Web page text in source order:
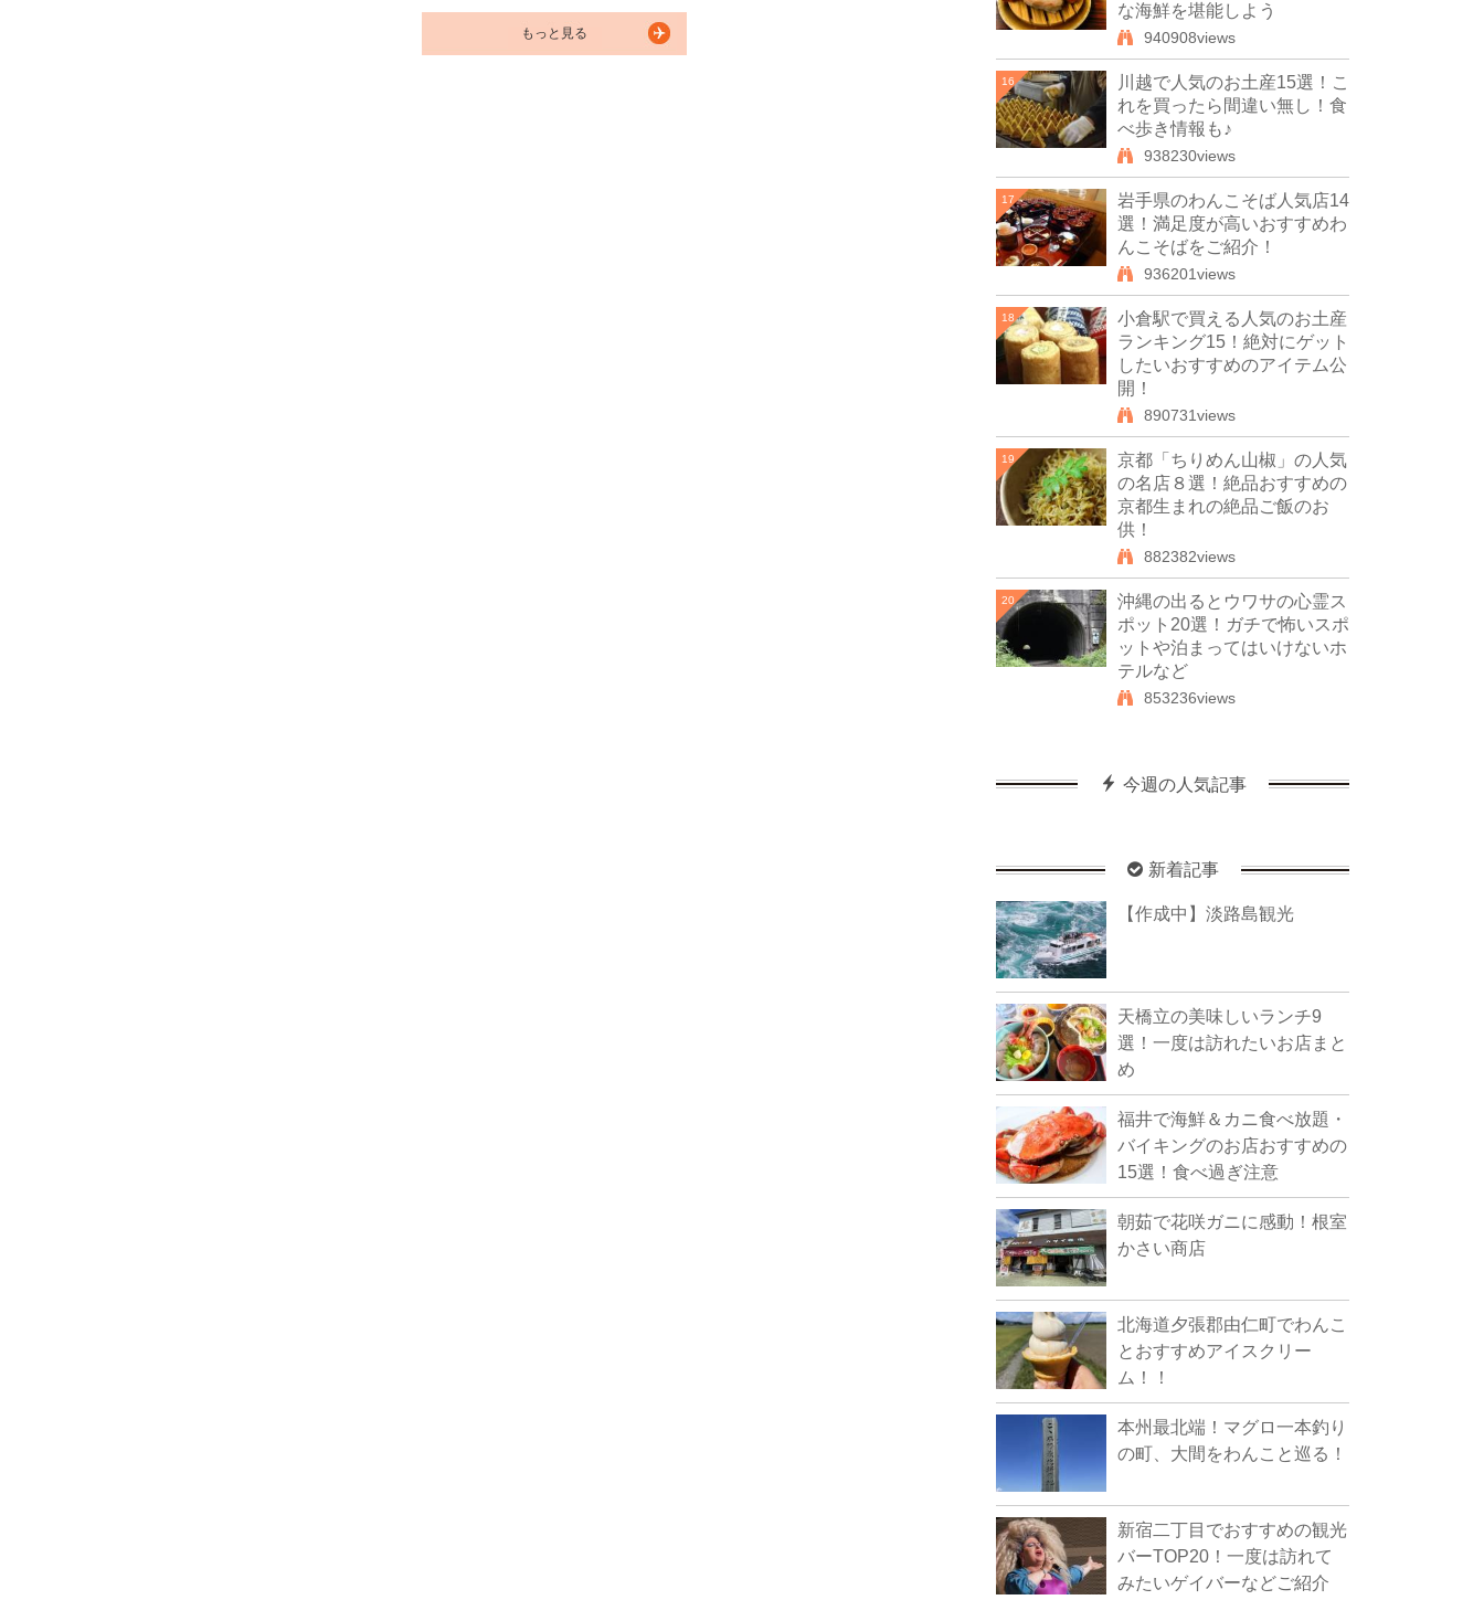
判のお店で人生相談したいという人にお
すすめのお店をご紹介します。どのお店
も口コミで大評判。あなたの人生の迷い
もっと見る
な海鮮を堪能しよう
940908views
16
川越で人気のお土産15選！こ
れを買ったら間違い無し！食
べ歩き情報も♪
938230views
17
岩手県のわんこそば人気店14
選！満足度が高いおすすめわ
んこそばをご紹介！
936201views
18
小倉駅で買える人気のお土産
ランキング15！絶対にゲット
したいおすすめのアイテム公
開！
890731views
19
京都「ちりめん山椒」の人気
の名店８選！絶品おすすめの
京都生まれの絶品ご飯のお
供！
882382views
20
沖縄の出るとウワサの心霊ス
ポット20選！ガチで怖いスポ
ットや泊まってはいけないホ
テルなど
853236views
今週の人気記事
新着記事
【作成中】淡路島観光
天橋立の美味しいランチ9
選！一度は訪れたいお店まと
め
福井で海鮮＆カニ食べ放題・
バイキングのお店おすすめの
15選！食べ過ぎ注意
朝茹で花咲ガニに感動！根室
かさい商店
北海道夕張郡由仁町でわんこ
とおすすめアイスクリー
ム！！
本州最北端！マグロ一本釣り
の町、大間をわんこと巡る！
新宿二丁目でおすすめの観光
バーTOP20！一度は訪れて
みたいゲイバーなどご紹介